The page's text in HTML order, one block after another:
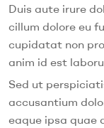
Duis aute irure
cillum dolore eu
cupidatat non
anim id est
Sed ut
accusantium
eaque ipsa quae